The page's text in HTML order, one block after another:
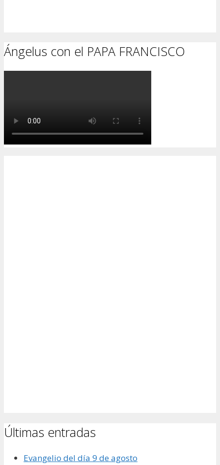
Ángelus con el PAPA FRANCISCO
Últimas entradas
Evangelio del día 9 de agosto